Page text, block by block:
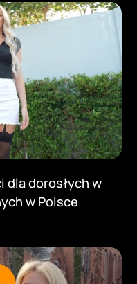
dla dorosłych w
w Polsce